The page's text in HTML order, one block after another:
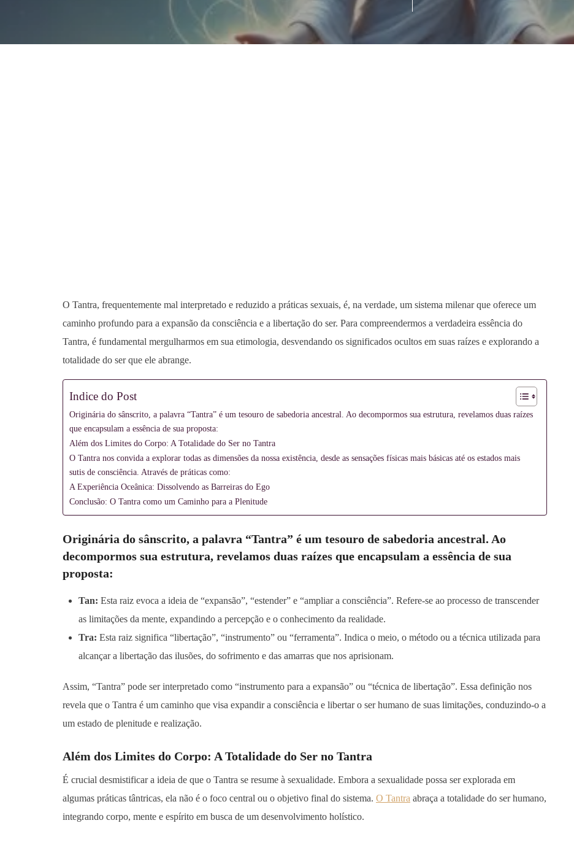
O Tantra, frequentemente mal interpretado e reduzido a práticas sexuais, é, na verdade, um sistema milenar que oferece um
caminho profundo para a expansão da consciência e a libertação do ser. Para compreendermos a verdadeira essência do
Tantra, é fundamental mergulharmos em sua etimologia, desvendando os significados ocultos em suas raízes e explorando a
totalidade do ser que ele abrange.
Indice do Post
Originária do sânscrito, a palavra “Tantra” é um tesouro de sabedoria ancestral. Ao decompormos sua estrutura, revelamos duas raízes
que encapsulam a essência de sua proposta:
Além dos Limites do Corpo: A Totalidade do Ser no Tantra
O Tantra nos convida a explorar todas as dimensões da nossa existência, desde as sensações físicas mais básicas até os estados mais
sutis de consciência. Através de práticas como:
A Experiência Oceânica: Dissolvendo as Barreiras do Ego
Conclusão: O Tantra como um Caminho para a Plenitude
Originária do sânscrito, a palavra “Tantra” é um tesouro de sabedoria ancestral. Ao
decompormos sua estrutura, revelamos duas raízes que encapsulam a essência de sua
proposta:
Tan: Esta raiz evoca a ideia de “expansão”, “estender” e “ampliar a consciência”. Refere-se ao processo de transcender
as limitações da mente, expandindo a percepção e o conhecimento da realidade.
Tra: Esta raiz significa “libertação”, “instrumento” ou “ferramenta”. Indica o meio, o método ou a técnica utilizada para
alcançar a libertação das ilusões, do sofrimento e das amarras que nos aprisionam.
Assim, “Tantra” pode ser interpretado como “instrumento para a expansão” ou “técnica de libertação”. Essa definição nos
revela que o Tantra é um caminho que visa expandir a consciência e libertar o ser humano de suas limitações, conduzindo-o a
um estado de plenitude e realização.
Além dos Limites do Corpo: A Totalidade do Ser no Tantra
É crucial desmistificar a ideia de que o Tantra se resume à sexualidade. Embora a sexualidade possa ser explorada em
algumas práticas tântricas, ela não é o foco central ou o objetivo final do sistema. O Tantra abraça a totalidade do ser humano,
integrando corpo, mente e espírito em busca de um desenvolvimento holístico.